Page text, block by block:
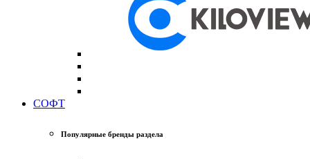
СОФТ
Популярные бренды раздела